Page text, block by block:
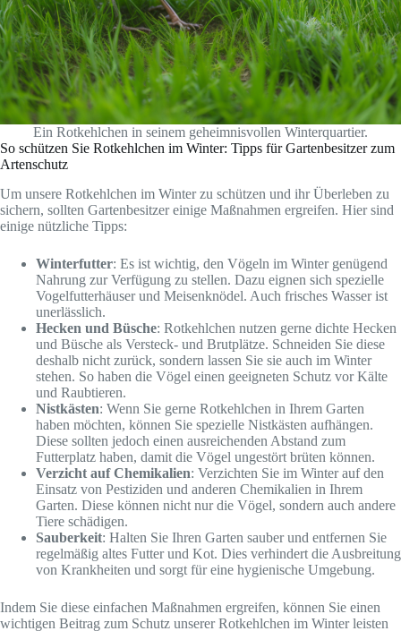
Ein Rotkehlchen in seinem geheimnisvollen Winterquartier.
So schützen Sie Rotkehlchen im Winter: Tipps für Gartenbesitzer zum
Artenschutz
Um unsere Rotkehlchen im Winter zu schützen und ihr Überleben zu
sichern, sollten Gartenbesitzer einige Maßnahmen ergreifen. Hier sind
einige nützliche Tipps:
Winterfutter: Es ist wichtig, den Vögeln im Winter genügend
Nahrung zur Verfügung zu stellen. Dazu eignen sich spezielle
Vogelfutterhäuser und Meisenknödel. Auch frisches Wasser ist
unerlässlich.
Hecken und Büsche: Rotkehlchen nutzen gerne dichte Hecken
und Büsche als Versteck- und Brutplätze. Schneiden Sie diese
deshalb nicht zurück, sondern lassen Sie sie auch im Winter
stehen. So haben die Vögel einen geeigneten Schutz vor Kälte
und Raubtieren.
Nistkästen: Wenn Sie gerne Rotkehlchen in Ihrem Garten
haben möchten, können Sie spezielle Nistkästen aufhängen.
Diese sollten jedoch einen ausreichenden Abstand zum
Futterplatz haben, damit die Vögel ungestört brüten können.
Verzicht auf Chemikalien: Verzichten Sie im Winter auf den
Einsatz von Pestiziden und anderen Chemikalien in Ihrem
Garten. Diese können nicht nur die Vögel, sondern auch andere
Tiere schädigen.
Sauberkeit: Halten Sie Ihren Garten sauber und entfernen Sie
regelmäßig altes Futter und Kot. Dies verhindert die Ausbreitung
von Krankheiten und sorgt für eine hygienische Umgebung.
Indem Sie diese einfachen Maßnahmen ergreifen, können Sie einen
wichtigen Beitrag zum Schutz unserer Rotkehlchen im Winter leisten